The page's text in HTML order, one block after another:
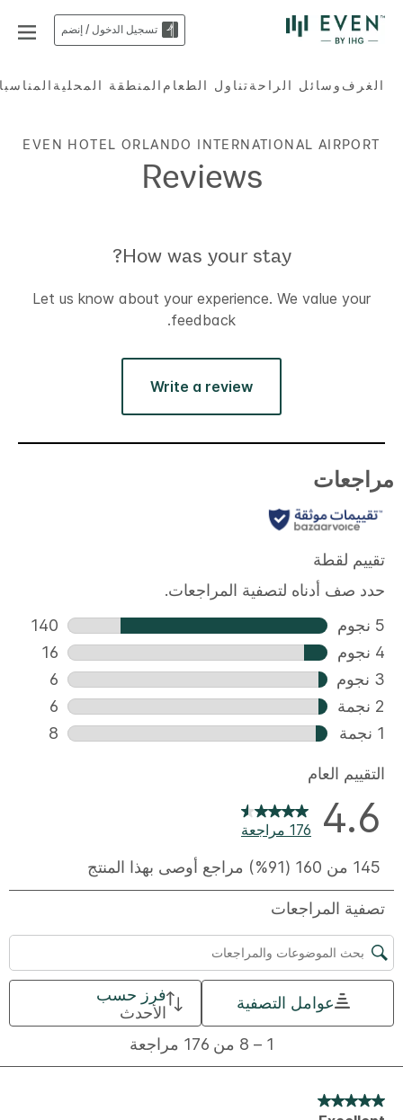
تسجيل الدخول / إنضم
الغرف وسائل الراحةتناول الطعام المنطقة المحلية
EVEN HOTEL ORLANDO INTERNATIONAL AIRPORT
Reviews
How was your stay?
Let us know about your experience. We value your
feedback.
Write a review